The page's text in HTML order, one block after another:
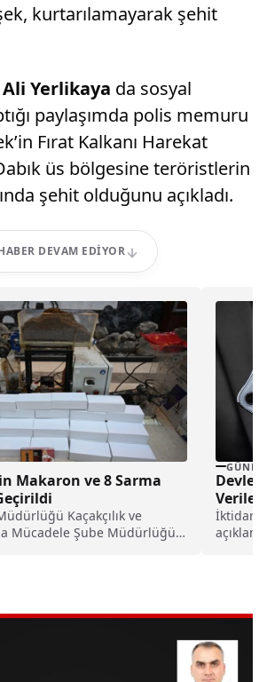
kurtarılamayarak şehit
Ali Yerlikaya da sosyal
paylaşımda polis memuru
Fırat Kalkanı Harekat
üs bölgesine teröristlerin
şehit olduğunu açıkladı.
DEVAM EDIYOR
Makaron ve 8 Sarma
Kaçakçılık ve
Mücadele Şube Müdürlüğü
Devlet
İktidar,